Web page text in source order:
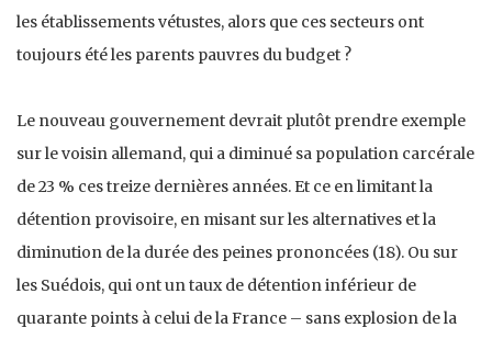
les établissements vétustes, alors que ces secteurs ont
toujours été les parents pauvres du budget ?
Le nouveau gouvernement devrait plutôt prendre exemple
sur le voisin allemand, qui a diminué sa population carcérale
de 23 % ces treize dernières années. Et ce en limitant la
détention provisoire, en misant sur les alternatives et la
diminution de la durée des peines prononcées (18). Ou sur
les Suédois, qui ont un taux de détention inférieur de
quarante points à celui de la France – sans explosion de la